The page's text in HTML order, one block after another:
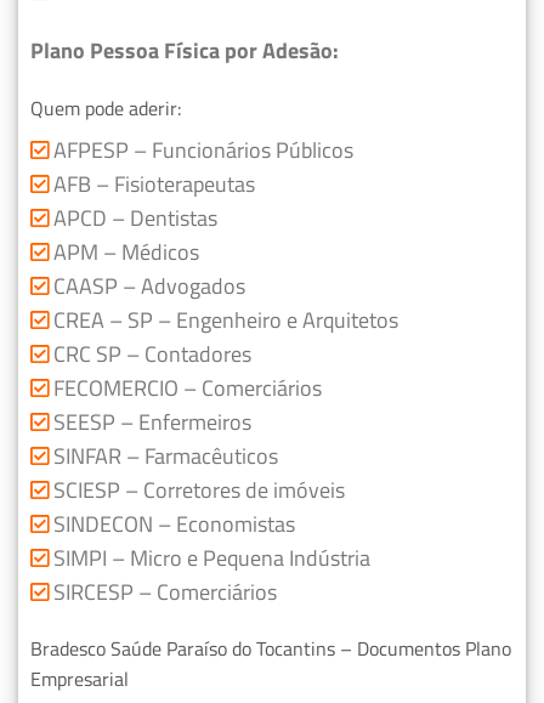
Plano Pessoa Física por Adesão:
Quem pode aderir:
AFPESP – Funcionários Públicos
AFB – Fisioterapeutas
APCD – Dentistas
APM – Médicos
CAASP – Advogados
CREA – SP – Engenheiro e Arquitetos
CRC SP – Contadores
FECOMERCIO – Comerciários
SEESP – Enfermeiros
SINFAR – Farmacêuticos
SCIESP – Corretores de imóveis
SINDECON – Economistas
SIMPI – Micro e Pequena Indústria
SIRCESP – Comerciários
Bradesco Saúde Paraíso do Tocantins – Documentos Plano
Empresarial